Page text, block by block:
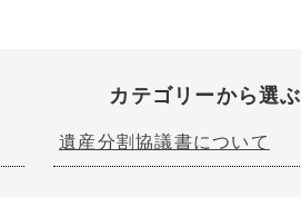
カテゴリーから選ぶ
遺産分割協議書について